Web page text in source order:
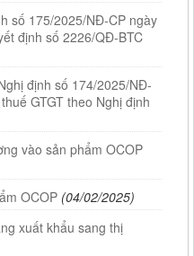
số 175/2025/NĐ-CP ngày
định số 2226/QĐ-BTC
định số 174/2025/NĐ-
GTGT theo Nghị định
vào sản phẩm OCOP
OCOP (04/02/2025)
xuất khẩu sang thị